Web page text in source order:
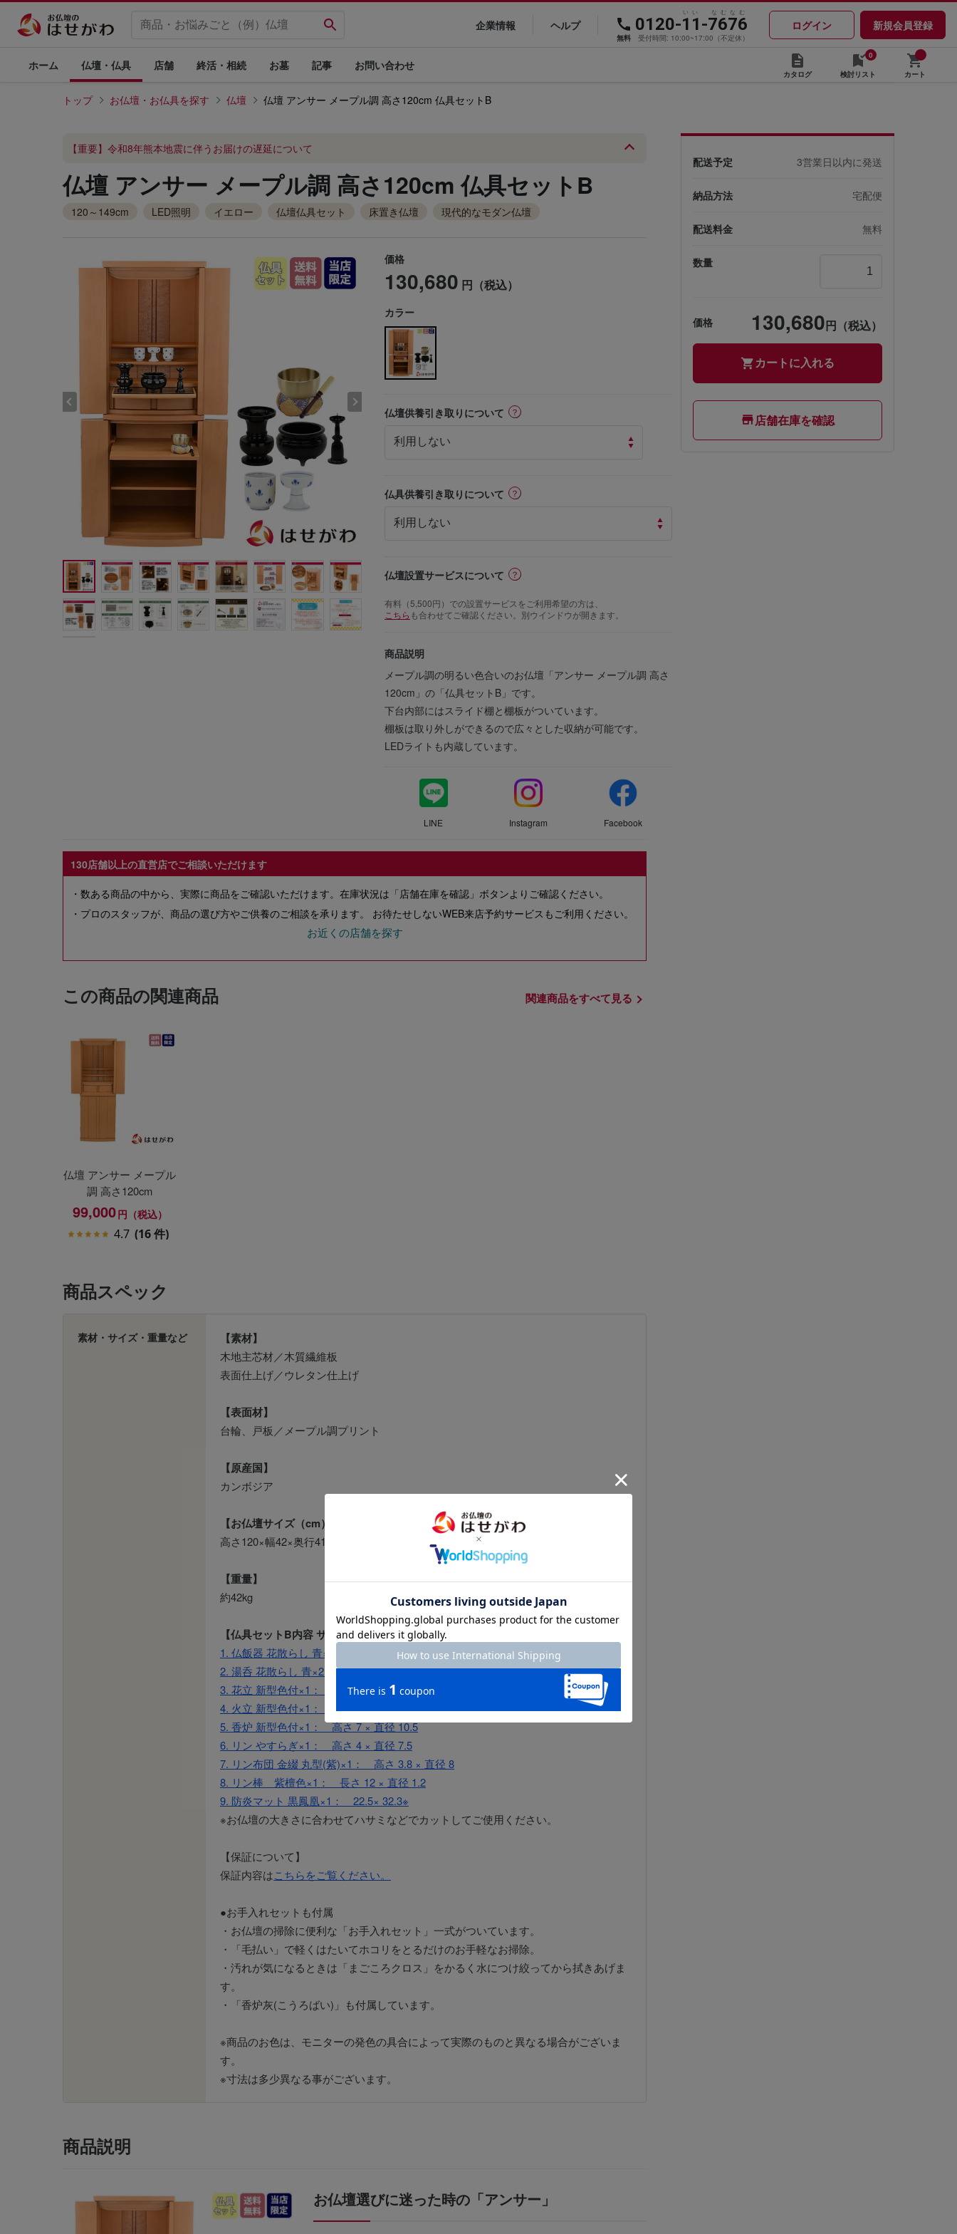
企業情報 ヘルプ
無料
いい なむなむ
0120-11-7676
受付時間: 10:00~17:00（不定休）
ログイン 新規会員登録
ホーム 仏壇・仏具 店舗 終活・相続 お墓 記事 お問い合わせ
カタログ
0
検討リスト
カート
トップ お仏壇・お仏具を探す 仏壇 仏壇 アンサー メープル調 高さ120cm 仏具セットB
【重要】令和8年熊本地震に伴うお届けの遅延について
仏壇 アンサー メープル調 高さ120cm 仏具セットB
120～149cm LED照明 イエロー 仏壇仏具セット 床置き仏壇 現代的なモダン仏壇
価格
130,680 円（税込）
カラー
仏壇供養引き取りについて ⓘ
仏具供養引き取りについて ⓘ
仏壇設置サービスについて ⓘ
有料（5,500円）での設置サービスをご利用希望の方は、
こちら も合わせてご確認ください。別ウインドウが開きます。
商品説明
メープル調の明るい色合いのお仏壇「アンサー メープル調 高さ
120cm」の「仏具セットB」です。
下台内部にはスライド棚と棚板がついています。
棚板は取り外しができるので広々とした収納が可能です。
LEDライトも内蔵しています。
LINE Instagram Facebook
130店舗以上の直営店でご相談いただけます
・数ある商品の中から、実際に商品をご確認いただけます。在庫状況は「店舗在庫を確認」ボタンよりご確認ください。
・プロのスタッフが、商品の選び方やご供養のご相談を承ります。 お待たせしないWEB来店予約サービスもご利用ください。
お近くの店舗を探す
この商品の関連商品 関連商品をすべて見る
仏壇 アンサー メープル
調 高さ120cm
99,000円（税込）
4.7 (16 件)
商品スペック
素材・サイズ・重量など 【素材】
木地主芯材／木質繊維板
表面仕上げ／ウレタン仕上げ
【表面材】
台輪、戸板／メープル調プリント
【原産国】
カンボジア
【お仏壇サイズ（cm）】
高さ120×幅42×奥行41
【重量】
約42kg
【仏具セットB内容 サイズ（cm）】
1. 仏飯器 花散らし 青×1： 高さ 6 × 直径 6
2. 湯呑 花散らし 青×2： 高さ 5.5 × 直径 4.9
3. 花立 新型色付×1： 高さ 10.8 × 直径 7.5
4. 火立 新型色付×1： 高さ 9.2 × 直径 4
5. 香炉 新型色付×1： 高さ 7 × 直径 10.5
6. リン やすらぎ×1： 高さ 4 × 直径 7.5
7. リン布団 金綴 丸型(紫)×1： 高さ 3.8 × 直径 8
8. リン棒 紫檀色×1： 長さ 12 × 直径 1.2
9. 防炎マット 黒鳳凰×1： 22.5× 32.3※
※お仏壇の大きさに合わせてハサミなどでカットしてご使用ください。
【保証について】
保証内容はこちらをご覧ください。
●お手入れセットも付属
・お仏壇の掃除に便利な「お手入れセット」一式がついています。
・「毛払い」で軽くはたいてホコリをとるだけのお手軽なお掃除。
・汚れが気になるときは「まごころクロス」をかるく水につけ絞ってから拭きあげま
す。
・「香炉灰(こうろばい)」も付属しています。
※商品のお色は、モニターの発色の具合によって実際のものと異なる場合がございま
す。
※寸法は多少異なる事がございます。
商品説明
お仏壇選びに迷った時の「アンサー」
配送予定 3営業日以内に発送
納品方法 宅配便
配送料金 無料
数量
価格 130,680円（税込）
カートに入れる
店舗在庫を確認